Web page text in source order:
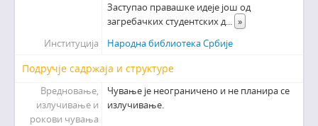
Заступао правашке идеје још од
загребачких студентских д... »
Институција
Народна библиотека Србије
Подручје садржаја и структуре
Вредновање,
излучивање и
рокови чувања
Чување је неограничено и не планира се
излучивање.